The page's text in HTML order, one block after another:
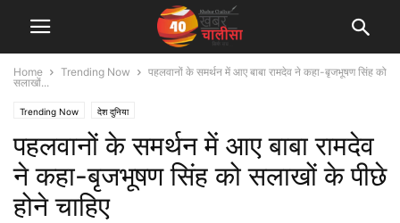
Home Trending Now
पहलवानों के समर्थन में आए बाबा रामदेव ने कहा-बृजभूषण सिंह को
सलाखों...
Trending Now देश दुनिया
पहलवानों के समर्थन में आए बाबा रामदेव
ने कहा-बृजभूषण सिंह को सलाखों के पीछे
होने चाहिए